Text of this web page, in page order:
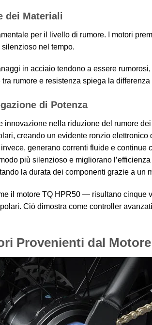
dei Materiali
per il livello di rumore. I motori
nel tempo.
in acciaio tendono a essere
rumore e resistenza spiega la
di Potenza
innovazione nella riduzione del rumore
creando un evidente ronzio elettronico
generano correnti fluide e continue
più silenzioso e migliorano
la durata dei componenti grazie a un
il motore TQ HPR50 — risultano cinque
Ciò dimostra come controller
Provenienti dal